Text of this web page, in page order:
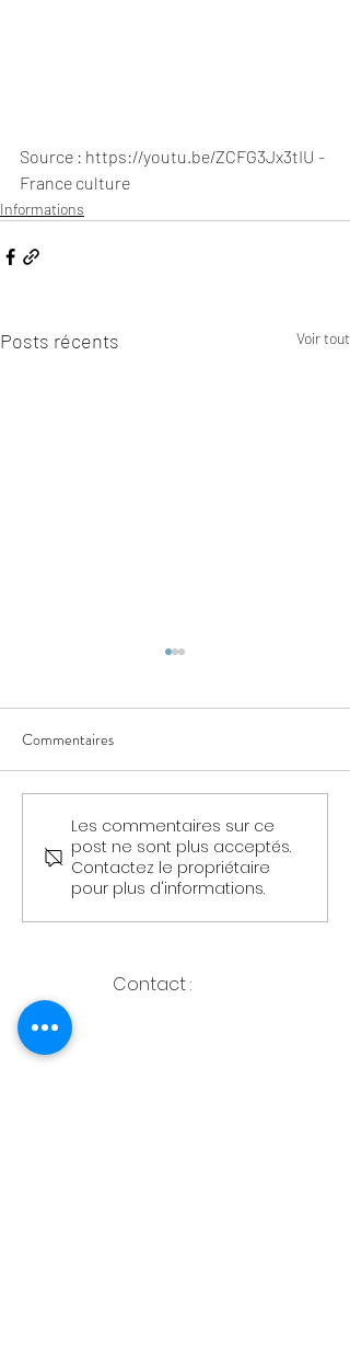
Source : https://youtu.be/ZCFG3Jx3tIU -
France culture
Informations
Posts récents Voir tout
4ème forme de l'eau
Commentaires
Les commentaires sur ce
post ne sont plus acceptés.
Contactez le propriétaire
pour plus d'informations.
Contact :